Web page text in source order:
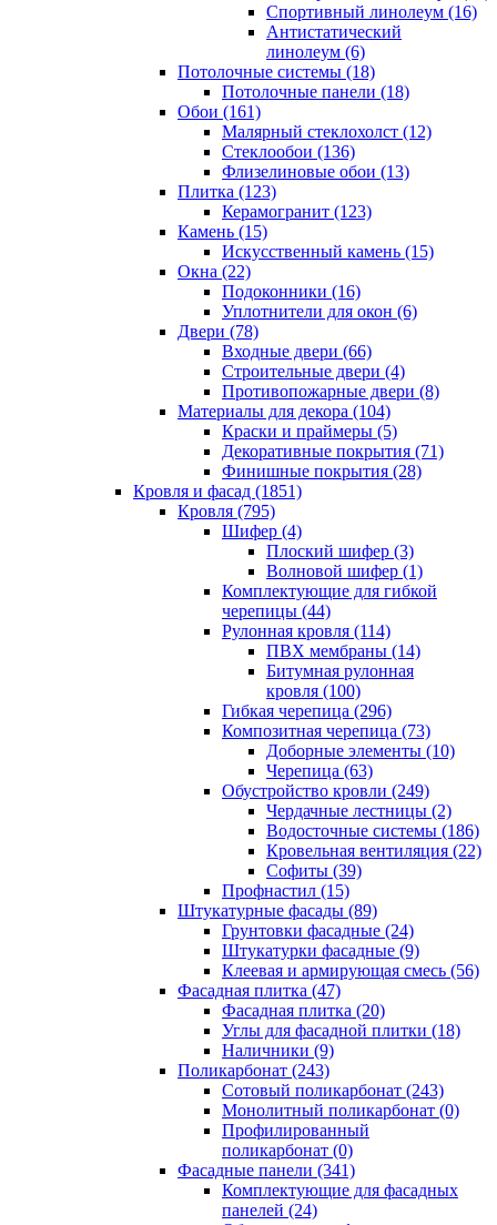
Спортивный линолеум (16)
Антистатический
линолеум (6)
Потолочные системы (18)
Потолочные панели (18)
Обои (161)
Малярный стеклохолст (12)
Стеклообои (136)
Флизелиновые обои (13)
Плитка (123)
Керамогранит (123)
Камень (15)
Искусственный камень (15)
Окна (22)
Подоконники (16)
Уплотнители для окон (6)
Двери (78)
Входные двери (66)
Строительные двери (4)
Противопожарные двери (8)
Материалы для декора (104)
Краски и праймеры (5)
Декоративные покрытия (71)
Финишные покрытия (28)
Кровля и фасад (1851)
Кровля (795)
Шифер (4)
Плоский шифер (3)
Волновой шифер (1)
Комплектующие для гибкой
черепицы (44)
Рулонная кровля (114)
ПВХ мембраны (14)
Битумная рулонная
кровля (100)
Гибкая черепица (296)
Композитная черепица (73)
Доборные элементы (10)
Черепица (63)
Обустройство кровли (249)
Чердачные лестницы (2)
Водосточные системы (186)
Кровельная вентиляция (22)
Cофиты (39)
Профнастил (15)
Штукатурные фасады (89)
Грунтовки фасадные (24)
Штукатурки фасадные (9)
Клеевая и армирующая смесь (56)
Фасадная плитка (47)
Фасадная плитка (20)
Углы для фасадной плитки (18)
Наличники (9)
Поликарбонат (243)
Сотовый поликарбонат (243)
Монолитный поликарбонат (0)
Профилированный
поликарбонат (0)
Фасадные панели (341)
Комплектующие для фасадных
панелей (24)